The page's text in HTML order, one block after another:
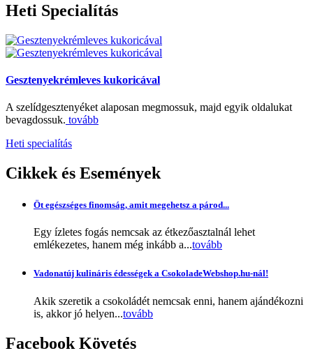
Heti Specialítás
Gesztenyekrémleves kukoricával
A szelídgesztenyéket alaposan megmossuk, majd egyik oldalukat
bevagdossuk. tovább
Heti specialítás
Cikkek és Események
Öt egészséges finomság, amit megehetsz a párod...
Egy ízletes fogás nemcsak az étkezőasztalnál lehet
emlékezetes, hanem még inkább a...tovább
Vadonatúj kulináris édességek a CsokoladeWebshop.hu-nál!
Akik szeretik a csokoládét nemcsak enni, hanem ajándékozni
is, akkor jó helyen...tovább
Facebook Követés